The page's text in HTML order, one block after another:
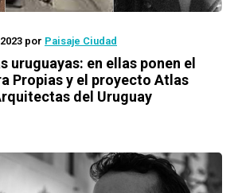
por Paisaje Ciudad
uruguayas: en ellas ponen el
Propias y el proyecto Atlas
del Uruguay